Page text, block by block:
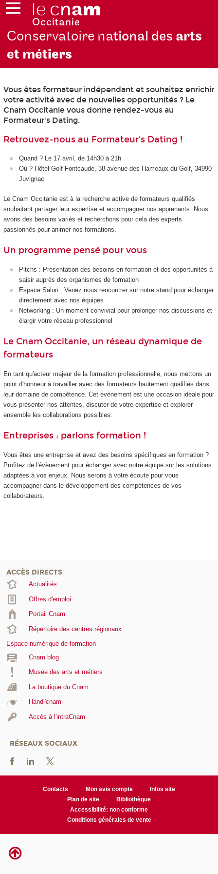
Conservatoire national des arts
et métiers
Vous êtes formateur indépendant et souhaitez enrichir
votre activité avec de nouvelles opportunités ? Le
Cnam Occitanie vous donne rendez-vous au
Formateur's Dating.
Retrouvez-nous au Formateur's Dating !
Quand ? Le 17 avril, de 14h30 à 21h
Où ? Hôtel Golf Fontcaude, 38 avenue des Hameaux du Golf, 34990
Juvignac
Le Cnam Occitanie est à la recherche active de formateurs qualifiés
souhaitant partager leur expertise et accompagner nos apprenants. Nous
avons des besoins variés et recherchons pour cela des experts
passionnés pour animer nos formations.
Un programme pensé pour vous
Pitchs : Présentation des besoins en formation et des opportunités à
saisir auprès des organismes de formation
Espace Salon : Venez nous rencontrer sur notre stand pour échanger
directement avec nos équipes
Networking : Un moment convivial pour prolonger nos discussions et
élargir votre réseau professionnel
Le Cnam Occitanie, un réseau dynamique de
formateurs
En tant qu'acteur majeur de la formation professionnelle, nous mettons un
point d'honneur à travailler avec des formateurs hautement qualifiés dans
leur domaine de compétence. Cet évènement est une occasion idéale pour
vous présenter nos attentes, discuter de votre expertise et explorer
ensemble les collaborations possibles.
Entreprises : parlons formation !
Vous êtes une entreprise et avez des besoins spécifiques en formation ?
Profitez de l'évènement pour échanger avec notre équipe sur les solutions
adaptées à vos enjeux. Nous serons à votre écoute pour vous
accompagner dans le développement des compétences de vos
collaborateurs.
ACCÈS DIRECTS
Actualités
Offres d'emploi
Portail Cnam
Répertoire des centres régionaux
Espace numérique de formation
Cnam blog
Musée des arts et métiers
La boutique du Cnam
Handi'cnam
Accès à l'intraCnam
RÉSEAUX SOCIAUX
Contacts Mon avis compte
Infos site
Plan de site
Bibliothèque
Accessibilité: non conforme
Conditions générales de vente